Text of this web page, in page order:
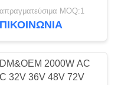
100A με
AC σε DC
MOQ:1
2000W AC
32V 36V 48V 72V